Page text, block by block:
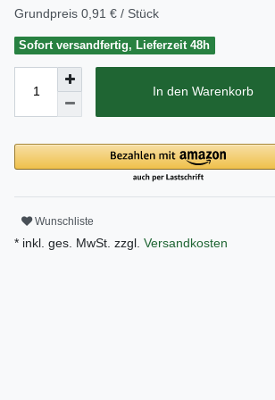
Grundpreis 0,91 € / Stück
Sofort versandfertig, Lieferzeit 48h
In den Warenkorb
Wunschliste
* inkl. ges. MwSt. zzgl. Versandkosten